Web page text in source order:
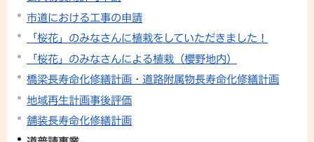
市道における工事の申請
「桜花」のみなさんに植栽をしていただきました！
「桜花」のみなさんによる植栽（櫻野地内）
橋梁長寿命化修繕計画・道路附属物長寿命化修繕計画
地域再生計画事後評価
舗装長寿命化修繕計画